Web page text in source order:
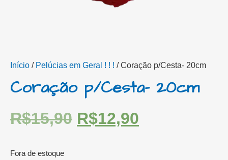
Início / Pelúcias em Geral ! ! ! / Coração p/Cesta- 20cm
Coração p/Cesta- 20cm
R$15,90 R$12,90
Fora de estoque